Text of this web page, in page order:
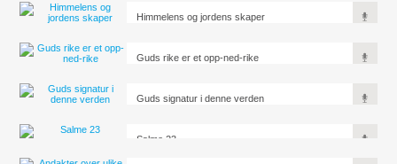
Himmelens og jordens skaper
Guds rike er et opp-ned-rike
Guds signatur i denne verden
Salme 23